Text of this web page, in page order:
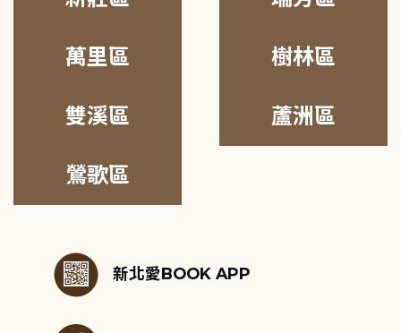
萬里區 樹林區
雙溪區 蘆洲區
鶯歌區
新北愛BOOK APP